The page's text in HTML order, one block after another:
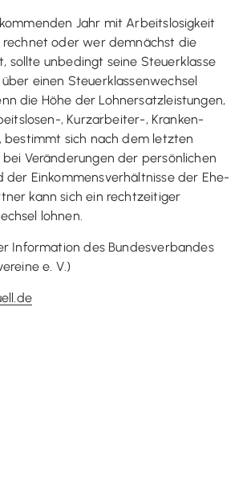
Jahr mit Arbeitslosigkeit
oder wer demnächst die
sollte unbedingt seine Steuerklasse
einen Steuerklassenwechsel
die Höhe der Lohnersatzleistungen,
, Kurzarbeiter-, Kranken-
bestimmt sich nach dem letzten
bei Veränderungen der persönlichen
der Einkommensverhältnisse der Ehe-
kann sich ein rechtzeitiger
lohnen.
Information des Bundesverbandes
e. V.)